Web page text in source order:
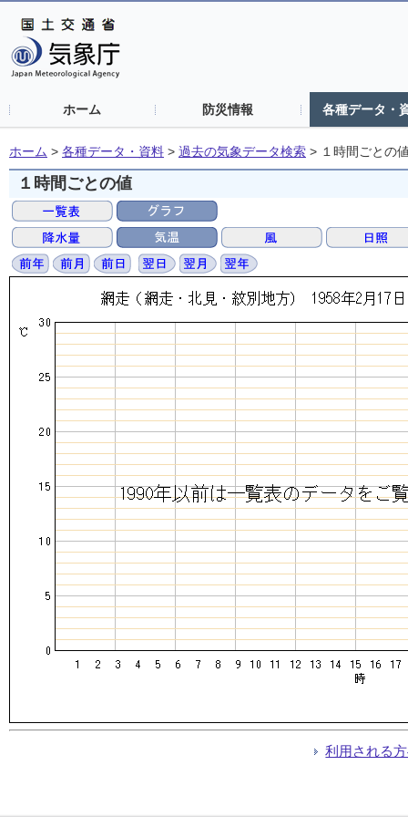
ホーム 防災情報 各種データ・
ホーム > 各種データ・資料 > 過去の気象データ検索 > １時間ごとの
１時間ごとの値
利用される